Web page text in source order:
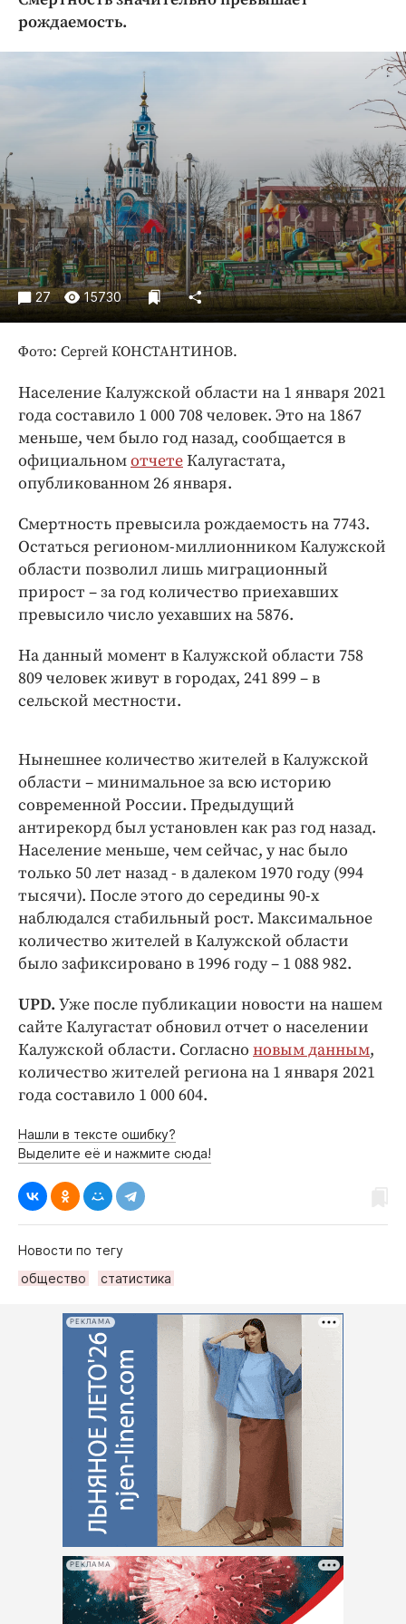
Недвижимость и ЖКХ
Образование
Общество
Погода
Праздники
Происшествия
Спорт
Экономика и бизнес
ПРОЕКТЫ
Издания
Медиаперсона
Интересное чтиво
Клиника года
Бренд года
Работодатель года
рождаемость.
27 15730
Фото: Сергей КОНСТАНТИНОВ.
Население Калужской области на 1 января 2021
года составило 1 000 708 человек. Это на 1867
меньше, чем было год назад, сообщается в
официальномотчетеКалугастата,
опубликованном 26 января.
Смертность превысила рождаемость на 7743.
Остаться регионом-миллионником Калужской
области позволил лишь миграционный
прирост – за год количество приехавших
превысило число уехавших на 5876.
На данный момент в Калужской области 758
809 человек живут в городах, 241 899 – в
сельской местности.
Нынешнее количество жителей в Калужской
области – минимальное за всю историю
современной России. Предыдущий
антирекорд был установлен как раз год назад.
Население меньше, чем сейчас, у нас было
только 50 лет назад - в далеком 1970 году (994
тысячи). После этого до середины 90-х
наблюдался стабильный рост. Максимальное
количество жителей в Калужской области
было зафиксировано в 1996 году – 1 088 982.
UPD. Уже после публикации новости на нашем
сайте Калугастат обновил отчет о населении
Калужской области. Согласно новым данным,
количество жителей региона на 1 января 2021
года составило 1 000 604.
Нашли в тексте ошибку?
Выделите её и нажмите сюда!
Новости по тегу
общество
статистика
РЕКЛАМА
РЕКЛАМА